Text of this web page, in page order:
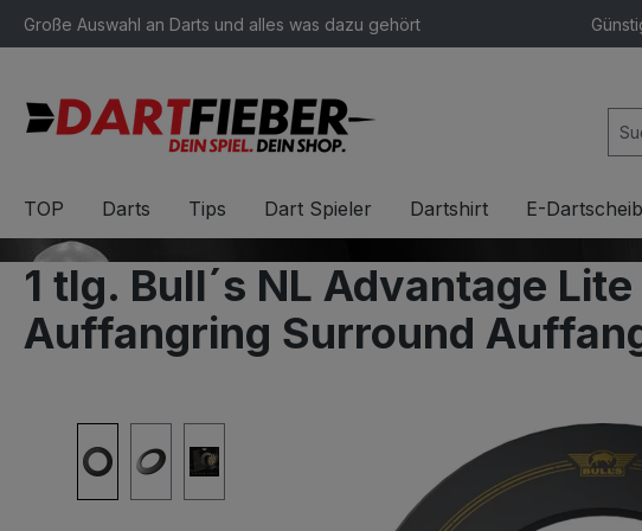
Zur Hauptnavigation springen
Große Auswahl an Darts und alles was dazu gehört
TOP Darts Tips Dart Spieler Dartshirt E-
1 tlg. Bull´s NL Advantage
Auffangring Surround